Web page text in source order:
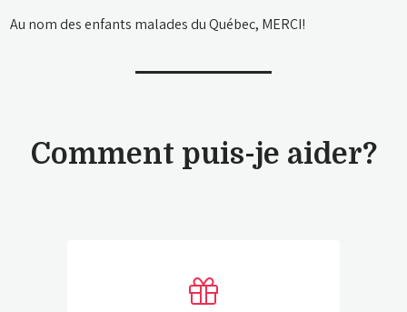
Au nom des enfants malades du Québec, MERCI!
Comment puis-je aider?